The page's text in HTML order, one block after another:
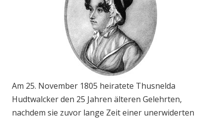
Am 25. November 1805 heiratete Thusnelda
Hudtwalcker den 25 Jahren älteren Gelehrten,
nachdem sie zuvor lange Zeit einer unerwiderten